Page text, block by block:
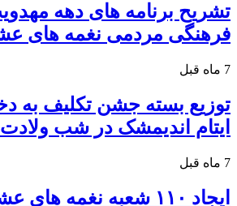
تشریح برنامه های دهه
فرهنگی مردمی نغمه های
7 ماه قبل
توزیع بسته جشن تکلیف به
ایتام اندیمشک در شب
7 ماه قبل